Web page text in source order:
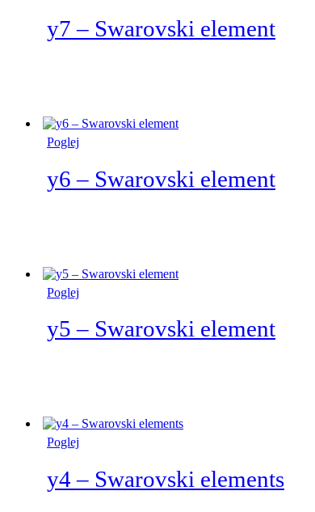
y7 – Swarovski element
Poglej
y6 – Swarovski element
Poglej
y5 – Swarovski element
Poglej
y4 – Swarovski elements